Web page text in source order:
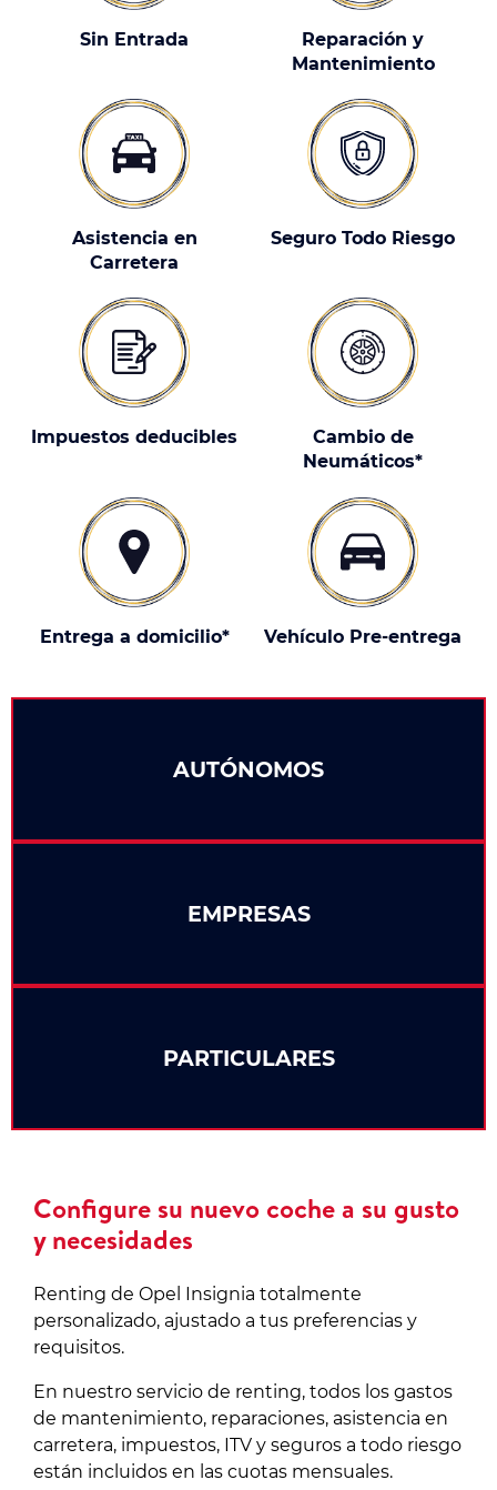
Sin Entrada
Reparación y
Mantenimiento
Asistencia en
Carretera
Seguro Todo Riesgo
Impuestos deducibles
Cambio de
Neumáticos*
Entrega a domicilio* Vehículo Pre-entrega
PARTICULARES
AUTÓNOMOS
EMPRESAS
Configure su nuevo coche a su gusto
y necesidades
Renting de Opel Insignia totalmente
personalizado, ajustado a tus preferencias y
requisitos.
En nuestro servicio de renting, todos los gastos
de mantenimiento, reparaciones, asistencia en
carretera, impuestos, ITV y seguros a todo riesgo
están incluidos en las cuotas mensuales.